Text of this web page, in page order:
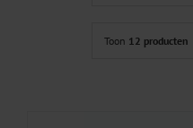
Toon 12 producten